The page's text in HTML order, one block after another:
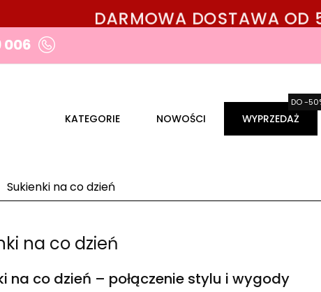
DARMOWA DOSTAWA OD
006
KATEGORIE NOWOŚCI WYPRZEDAŻ
Sukienki na co dzień
na co dzień
na co dzień – połączenie stylu i wygody